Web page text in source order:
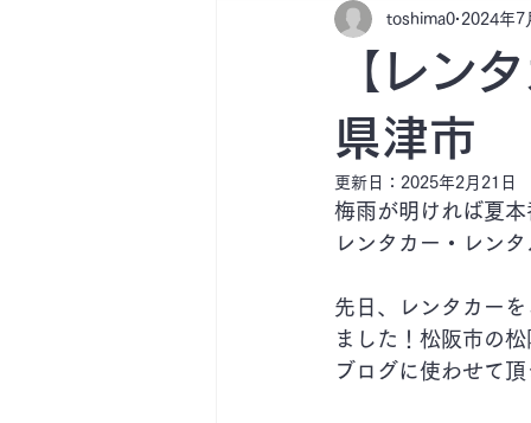
【レン
県津市
toshima0 2024年7
更新日： 2025年2月21日
梅雨が明ければ夏本
レンタカー・レン
先日、レンタカー
ました！松阪市の
ブログに使わせて